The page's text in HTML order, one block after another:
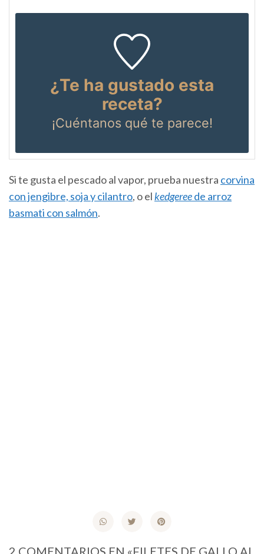
¿Te ha gustado esta
receta?
¡Cuéntanosqué te parece!
Si te gusta el pescado al vapor, prueba nuestra corvina
con jengibre, soja y cilantro, o elkedgereede arroz
basmati con salmón.